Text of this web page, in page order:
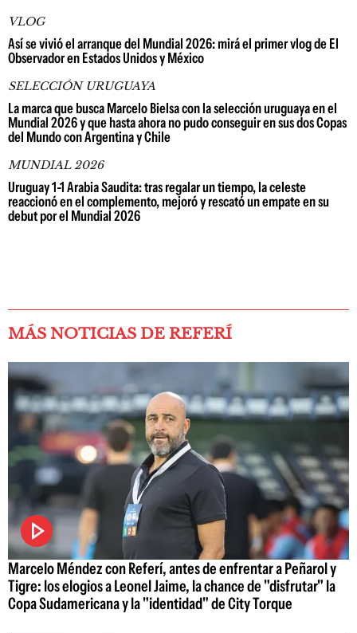
VLOG
Así se vivió el arranque del Mundial 2026: mirá el primer vlog de El
Observador en Estados Unidos y México
SELECCIÓN URUGUAYA
La marca que busca Marcelo Bielsa con la selección uruguaya en el
Mundial 2026 y que hasta ahora no pudo conseguir en sus dos Copas
del Mundo con Argentina y Chile
MUNDIAL 2026
Uruguay 1-1 Arabia Saudita: tras regalar un tiempo, la celeste
reaccionó en el complemento, mejoró y rescató un empate en su
debut por el Mundial 2026
MÁS NOTICIAS DE REFERÍ
Marcelo Méndez con Referí, antes de enfrentar a Peñarol y
Tigre: los elogios a Leonel Jaime, la chance de "disfrutar" la
Copa Sudamericana y la "identidad" de City Torque